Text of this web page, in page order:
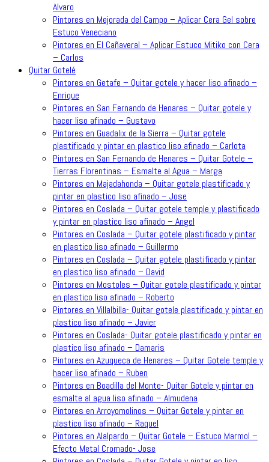
Alvaro
Pintores en Mejorada del Campo – Aplicar Cera Gel sobre
Estuco Veneciano
Pintores en El Cañaveral – Aplicar Estuco Mitiko con Cera
– Carlos
Quitar Gotelé
Pintores en Getafe – Quitar gotele y hacer liso afinado –
Enrique
Pintores en San Fernando de Henares – Quitar gotele y
hacer liso afinado – Gustavo
Pintores en Guadalix de la Sierra – Quitar gotele
plastificado y pintar en plastico liso afinado – Carlota
Pintores en San Fernando de Henares – Quitar Gotele –
Tierras Florentinas – Esmalte al Agua – Marga
Pintores en Majadahonda – Quitar gotele plastificado y
pintar en plastico liso afinado – Jose
Pintores en Coslada – Quitar gotele temple y plastificado
y pintar en plastico liso afinado – Angel
Pintores en Coslada – Quitar gotele plastificado y pintar
en plastico liso afinado – Guillermo
Pintores en Coslada – Quitar gotele plastificado y pintar
en plastico liso afinado – David
Pintores en Mostoles – Quitar gotele plastificado y pintar
en plastico liso afinado – Roberto
Pintores en Villalbilla- Quitar gotele plastificado y pintar en
plastico liso afinado – Javier
Pintores en Coslada- Quitar gotele plastificado y pintar en
plastico liso afinado – Damaris
Pintores en Azuqueca de Henares – Quitar Gotele temple y
hacer liso afinado – Ruben
Pintores en Boadilla del Monte- Quitar Gotele y pintar en
esmalte al agua liso afinado – Almudena
Pintores en Arroyomolinos – Quitar Gotele y pintar en
plastico liso afinado – Raquel
Pintores en Alalpardo – Quitar Gotele – Estuco Marmol –
Efecto Metal Cromado- Jose